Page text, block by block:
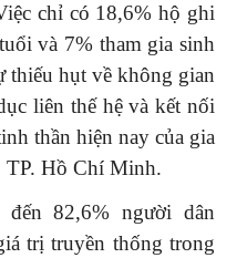
chỉ có 18,6% hộ ghi
và 7% tham gia sinh
thiếu hụt về không gian
liên thế hệ và kết nối
thần hiện nay của gia
Hồ Chí Minh.
82,6% người dân
trị truyền thống trong